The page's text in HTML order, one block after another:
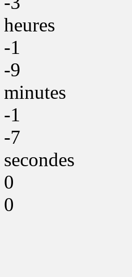
heures
-1
-9
minutes
-1
-7
secondes
0
0